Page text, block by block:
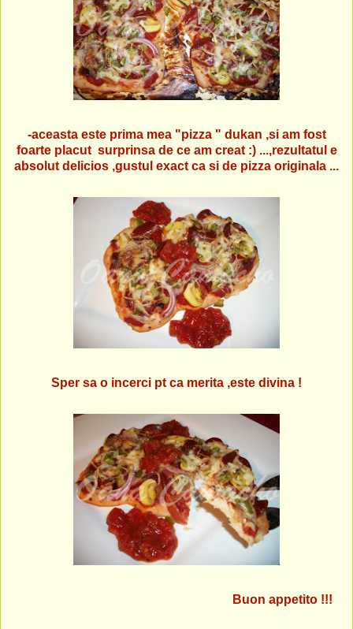
-aceasta este prima mea "pizza " dukan ,si am fost
foarte placut surprinsa de ce am creat :) ...,rezultatul e
absolut delicios ,gustul exact ca si de pizza originala ...
Sper sa o incerci pt ca merita ,este divina !
Buon appetito !!!